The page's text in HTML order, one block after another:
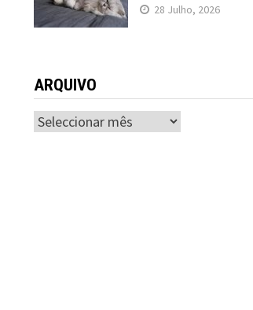
28 Julho, 2026
ARQUIVO
ARQUIVO